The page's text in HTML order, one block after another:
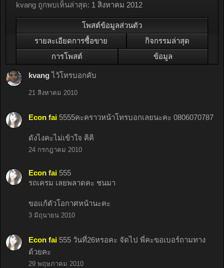
kvang ถูกพบเห็นล่าสุด: 1 สิงหาคม 2012
โพสต์ข้อมูลส่วนตัว
รายละเอียดการซื้อขาย
กิจกรรมล่าสุด
การโพสต์
ข้อมูล
kvang ไว้โทรบอกคับ
21 สิงหาคม 2010
Econ fai 5555คะคราวหน้าโทรบอกเลยนะคะ 0806070787
ดังไงคะไม่เข้าใจ คิคิ
24 กรกฎาคม 2010
Econ fai 555
รถเครม เลยพลาดคะ ชนมา
ขอแก้ตัวโอกาศหน้านะคะ
3 มิถุนายน 2010
Econ fai 555 วันที่26หรอคะ จัดไป พี่คะขอเบอร์ถามทาง
ด้วยคะ
29 พฤษภาคม 2010